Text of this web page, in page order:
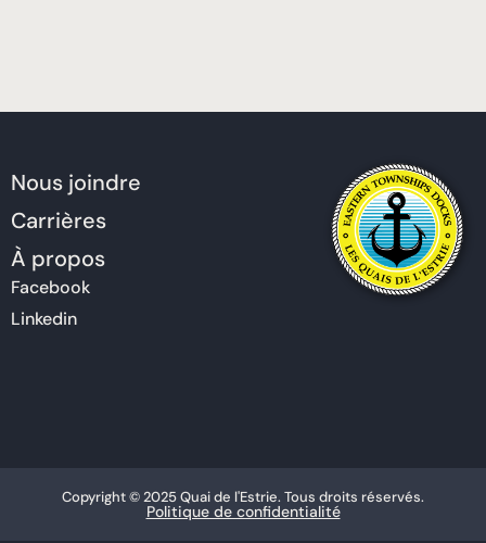
Nous joindre
Carrières
À propos
Facebook
Linkedin
Copyright © 2025 Quai de l'Estrie. Tous droits réservés.
Politique de confidentialité